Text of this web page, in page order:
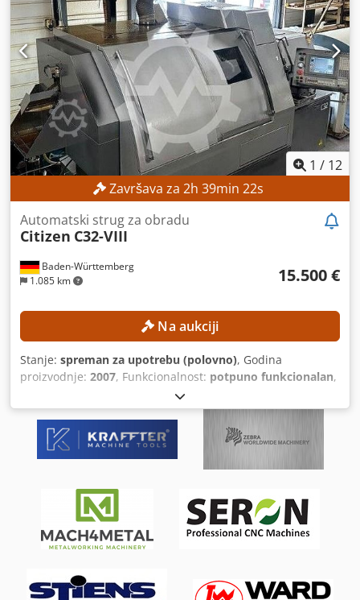
Širina rolne 150 mm - voženi jednostrani pogon -
beskonačno podesiva brzina rotacije - Ručni daljinski
upravljač za re- i li.-run - Vozi 400 V - Obe jedinice su
izgrađene na železničkoj šasiji Csdpjhcnhmofx Abioha -
Svemirski zahtevi Jedinica je u izoksuрena. W 3800 x H
1150 x D 1350 mm - Platzb. sa pristiglim jedinicama za
pokretanje. W 3600 x H 1150 x D 1350 mm - Primenjena je
težina. Jedinica je u izoksuрena. 2500 kg - Težina sa
jedinicom za trčanje. 1800 kg
1 / 12
Završava za 2h 39min 20s
Baden-Württemberg
1.085 km
Automatski strug za obradu
Citizen C32-VIII
15.500 €
Na aukciji
Stanje: spreman za upotrebu (polovno), Godina
proizvodnje: 2007, Funkcionalnost: potpuno funkcionalan,
, dužina obrade:
prečnik obrade:32 mm, ukupna težina:2.580 kg, Oprema:
transportna traka za strugotinu, uređaj za dovod šipki
TEHNIČKE KARAKTERISTIKE Dužina obrade: 320 mm
Prečnik obrade: 32 mm Chsdpfxezlqdzj Abija PODACI O
(godina proizvodnje 2007) LNS Express 332 – magazin za
automatsko punjenje šipki Transportni sistem za
strugotine Transportni transporter za komponente